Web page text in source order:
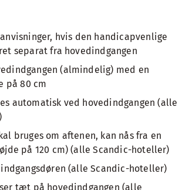
hvis den handicapvenlige
separat fra hovedindgangen
(almindelig) med en
på 80 cm
automatisk ved hovedindgangen (alle
bruges om aftenen, kan nås fra en
på 120 cm) (alle Scandic-hoteller)
(alle Scandic-hoteller)
tæt på hovedindgangen (alle